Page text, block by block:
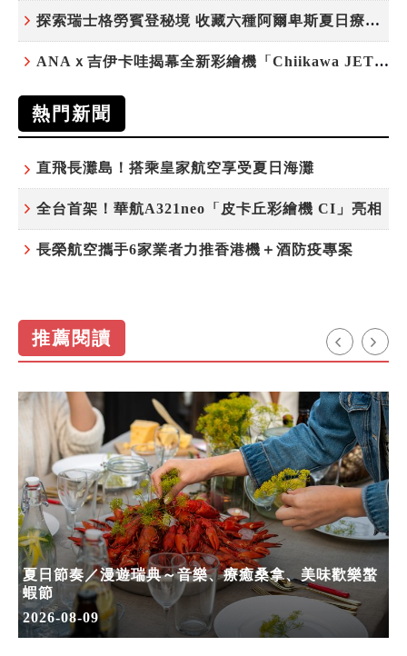
探索瑞士格勞賓登秘境 收藏六種阿爾卑斯夏日療癒之旅
ANAｘ吉伊卡哇揭幕全新彩繪機「Chiikawa JET」
熱門新聞
直飛長灘島！搭乘皇家航空享受夏日海灘
全台首架！華航A321neo「皮卡丘彩繪機 CI」亮相
長榮航空攜手6家業者力推香港機＋酒防疫專案
推薦閱讀
夏日節奏／漫遊瑞典～音樂、療癒桑拿、美味歡樂螯
蝦節
2026-08-09